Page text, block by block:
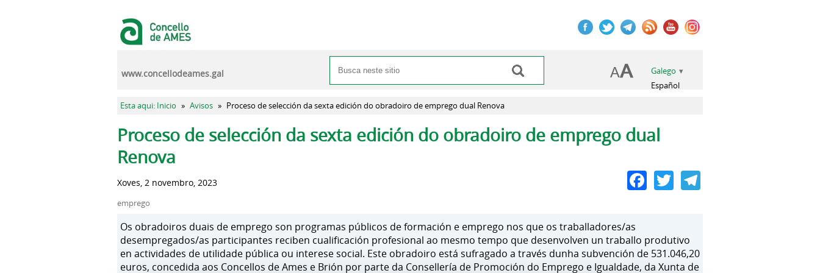
Formulario de busca
Buscar
Galego
Español
www.concellodeames.gal
Vostede está aquí
Esta aqui: Inicio » Avisos » Proceso de selección da sexta edición do obradoiro de emprego dual Renova
Pestanas principais
Proceso de selección da sexta edición do obradoiro de emprego dual
Renova
Facebook
Twitter
Xoves, 2 novembro, 2023
emprego
Os obradoiros duais de emprego son programas públicos de formación e emprego nos que os traballadores/as
desempregados/as participantes reciben cualificación profesional ao mesmo tempo que desenvolven un traballo produtivo
en actividades de utilidade pública ou interese social. Este obradoiro está sufragado a través dunha subvención de 531.046,20
euros, concedida aos Concellos de Ames e Brión por parte da Consellería de Promoción do Emprego e Igualdade, da Xunta de